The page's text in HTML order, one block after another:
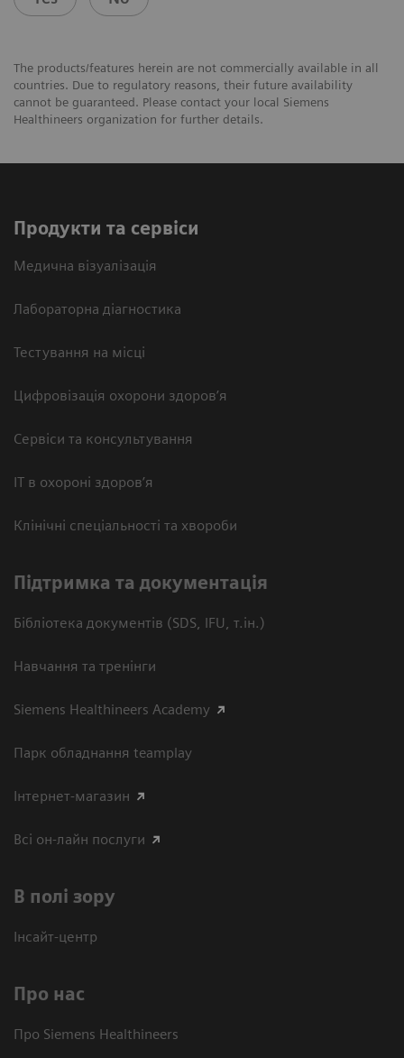
The products/features herein are not commercially available in all
countries. Due to regulatory reasons, their future availability
cannot be guaranteed. Please contact your local Siemens
Healthineers organization for further details.
Продукти та сервіси
Медична візуалізація
Лабораторна діагностика
Тестування на місці
Цифровізація охорони здоров’я
Сервіси та консультування
ІТ в охороні здоров’я
Клінічні спеціальності та хвороби
Підтримка та документація
Бібліотека документів (SDS, IFU, т.ін.)
Навчання та тренінги
Siemens Healthineers Academy
Парк обладнання teamplay
Інтернет-магазин
Всі он-лайн послуги
В полі зору
Інсайт-центр
Про нас
Про Siemens Healthineers